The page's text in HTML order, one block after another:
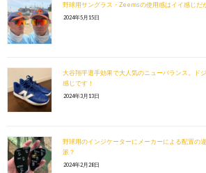
野球用サングラス・Zeemsの使用感はイイ感じだ
2024年5月15日
大谷翔平選手効果で大人気のニューバランス。ド
感じです！
2024年3月13日
野球用のインジケーターにメーカーによる配置の
派？
2024年2月28日